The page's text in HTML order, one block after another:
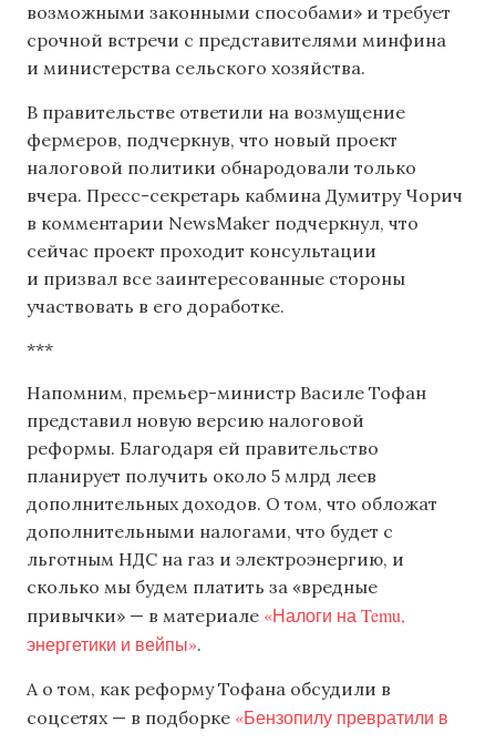
возможными законными способами» и требует
срочной встречи с представителями минфина
и министерства сельского хозяйства.
В правительстве ответили на возмущение
фермеров, подчеркнув, что новый проект
налоговой политики обнародовали только
вчера. Пресс-секретарь кабмина Думитру Чорич
в комментарии NewsMaker подчеркнул, что
сейчас проект проходит консультации
и призвал все заинтересованные стороны
участвовать в его доработке.
***
Напомним, премьер-министр Василе Тофан
представил новую версию налоговой
реформы. Благодаря ей правительство
планирует получить около 5 млрд леев
дополнительных доходов. О том, что обложат
дополнительными налогами, что будет с
льготным НДС на газ и электроэнергию, и
сколько мы будем платить за «вредные
привычки» — в материале «Налоги на Temu,
энергетики и вейпы».
А о том, как реформу Тофана обсудили в
соцсетях — в подборке «Бензопилу превратили в